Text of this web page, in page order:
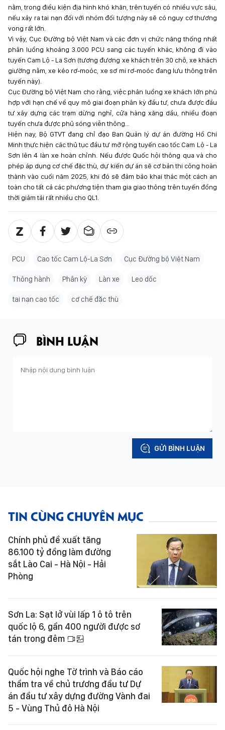
nằm, trong điều kiện địa hình khó khăn, trên tuyến có nhiều vực sâu,
nếu xảy ra tai nạn đối với nhóm đối tượng này sẽ có nguy cơ thương
vong rất lớn.
Vì vậy, Cục Đường bộ Việt Nam và các đơn vị chức năng thống nhất
phân luồng khoảng 3.000 PCU sang các tuyến khác, không đi vào
tuyến Cam Lộ - La Sơn (tương đương xe khách trên 30 chỗ, xe khách
giường nằm, xe kéo rơ-moóc, xe sơ mi rơ-moóc đang lưu thông trên
tuyến này).
Cục Đường bộ Việt Nam cho rằng, việc phân luồng xe khách lớn phù
hợp với hạn chế về quy mô giai đoạn phân kỳ đầu tư, chưa được đầu
tư xây dựng các trạm dừng nghỉ, cửa hàng xăng dầu, nhiều đoạn
tuyến chưa được phủ sóng viễn thông…
Hiện nay, Bộ GTVT đang chỉ đạo Ban Quản lý dự án đường Hồ Chí
Minh thực hiện các thủ tục đầu tư mở rộng tuyến cao tốc Cam Lộ - La
Sơn lên 4 làn xe hoàn chỉnh. Nếu được Quốc hội thông qua và cho
phép áp dụng cơ chế đặc thù, dự kiến dự án sẽ cơ bản thi công hoàn
thành vào cuối năm 2025, khi đó sẽ đảm bảo khai thác một cách an
toàn cho tất cả các phương tiện tham gia giao thông trên tuyến đồng
thời giảm tải rất nhiều cho QL1.
PCU Cao tốc Cam Lộ-La Sơn Cục Đường bộ Việt Nam
Thông hành Phân kỳ Làn xe Leo dốc
tai nạn cao tốc cơ chế đặc thù
BÌNH LUẬN
GỬI BÌNH LUẬN
TIN CÙNG CHUYÊN MỤC
Chính phủ đề xuất tăng
86.100 tỷ đồng làm đường
sắt Lào Cai - Hà Nội - Hải
Phòng
Sơn La: Sạt lở vùi lấp 1 ô tô trên
quốc lộ 6, gần 400 người được sơ
tán trong đêm
Quốc hội nghe Tờ trình và Báo cáo
thẩm tra về chủ trương đầu tư Dự
án đầu tư xây dựng đường Vành đai
5 - Vùng Thủ đô Hà Nội